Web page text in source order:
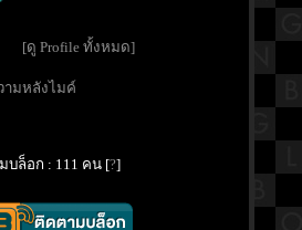
[ดู Profile ทั้งหมด]
ามหลังไมค์
บล็อก : 111 คน [?]